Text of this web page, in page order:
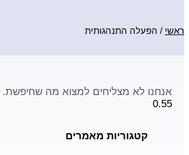
ראשי / הפעלה התנהגותית
אנחנו לא מצליחים למצוא מה שחיפשת.
קטגוריות מאמרים